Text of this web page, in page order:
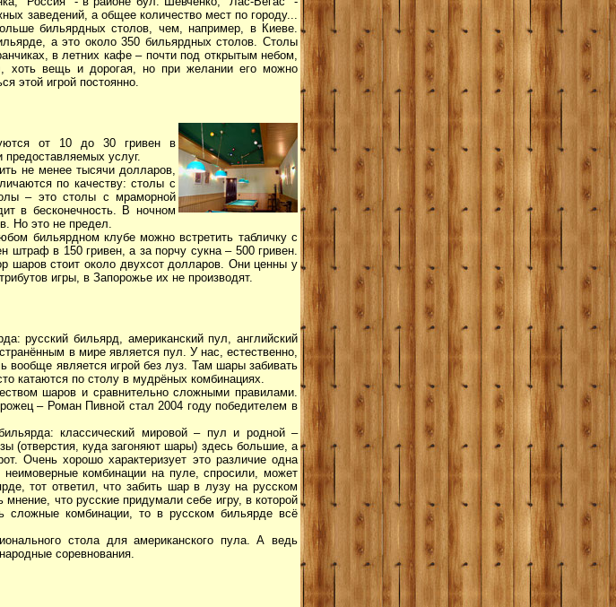
заведений, а общее количество мест по городу...
бильярдных столов, чем, например, в Киеве.
а это около 350 бильярдных столов. Столы
в летних кафе – почти под открытым небом,
вещь и дорогая, но при желании его можно
этой игрой постоянно.
от 10 до 30 гривен в
предоставляемых услуг.
не менее тысячи долларов,
по качеству: столы с
– это столы с мраморной
в бесконечность. В ночном
Но это не предел.
бильярдном клубе можно встретить табличку с
штраф в 150 гривен, а за порчу сукна – 500 гривен.
шаров стоит около двухсот долларов. Они ценны у
игры, в Запорожье их не производят.
русский бильярд, американский пул, английский
в мире является пул. У нас, естественно,
вообще является игрой без луз. Там шары забивать
катаются по столу в мудрёных комбинациях.
шаров и сравнительно сложными правилами.
– Роман Пивной стал 2004 году победителем в
классический мировой – пул и родной –
(отверстия, куда загоняют шары) здесь большие, а
Очень хорошо характеризует это различие одна
комбинации на пуле, спросили, может
тот ответил, что забить шар в лузу на русском
что русские придумали себе игру, в которой
комбинации, то в русском бильярде всё
стола для американского пула. А ведь
соревнования.